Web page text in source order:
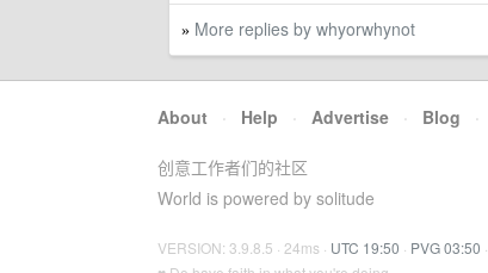
» More replies by whyorwhynot
About · Help · Advertise · Blog ·
创意工作者们的社区
World is powered by solitude
VERSION: 3.9.8.5 · 24ms · UTC 19:50 · PVG 03:50 ·